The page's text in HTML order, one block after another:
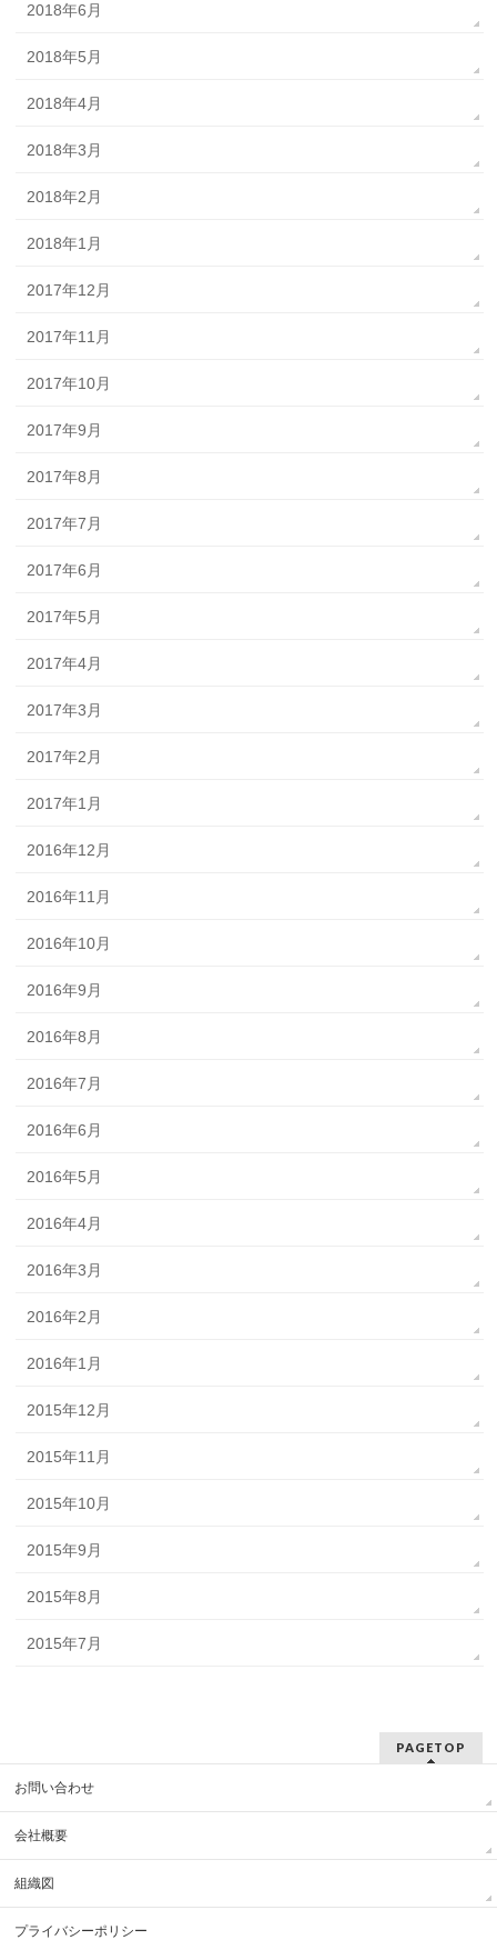
2018年6月
2018年5月
2018年4月
2018年3月
2018年2月
2018年1月
2017年12月
2017年11月
2017年10月
2017年9月
2017年8月
2017年7月
2017年6月
2017年5月
2017年4月
2017年3月
2017年2月
2017年1月
2016年12月
2016年11月
2016年10月
2016年9月
2016年8月
2016年7月
2016年6月
2016年5月
2016年4月
2016年3月
2016年2月
2016年1月
2015年12月
2015年11月
2015年10月
2015年9月
2015年8月
2015年7月
PAGETOP
お問い合わせ
会社概要
組織図
プライバシーポリシー